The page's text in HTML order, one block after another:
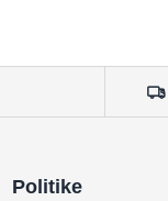
Politike